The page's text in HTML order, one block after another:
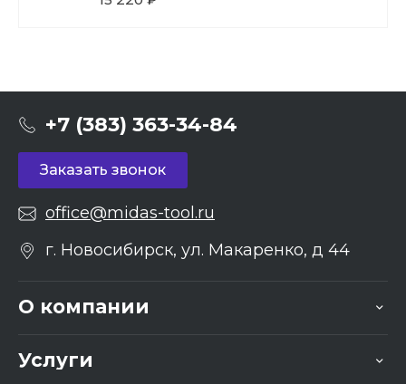
+7 (383) 363-34-84
Заказать звонок
office@midas-tool.ru
г. Новосибирск, ул. Макаренко, д 44
О компании
Услуги